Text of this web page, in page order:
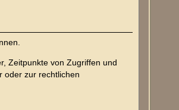
Zeitpunkte von Zugriffen und
oder zur rechtlichen